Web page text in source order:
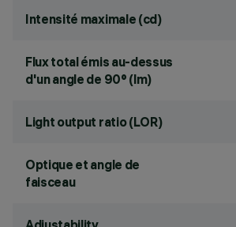
Intensité maximale (cd)
Flux total émis au-dessus
d'un angle de 90° (lm)
Light output ratio (LOR)
Optique et angle de
faisceau